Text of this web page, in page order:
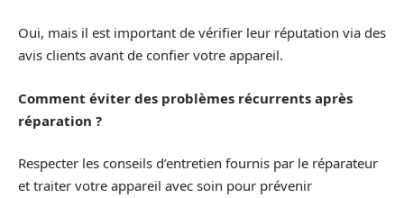
Oui, mais il est important de vérifier leur réputation via des
avis clients avant de confier votre appareil.
Comment éviter des problèmes récurrents après
réparation ?
Respecter les conseils d’entretien fournis par le réparateur
et traiter votre appareil avec soin pour prévenir